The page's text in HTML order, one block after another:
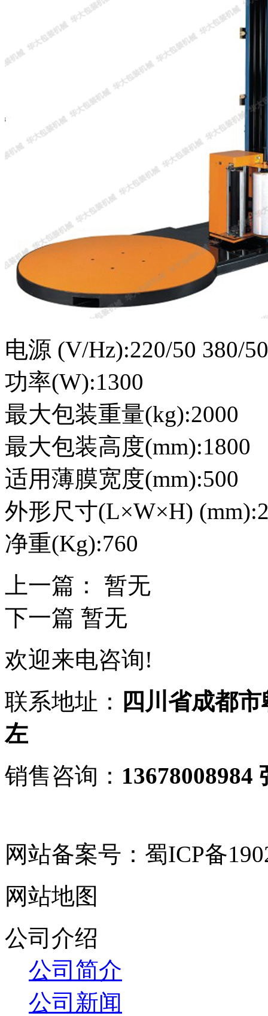
电源 (V/Hz):220/50 380/50
功率(W):1300
最大包装重量(kg):2000
最大包装高度(mm):1800
适用薄膜宽度(mm):500
外形尺寸(L×W×H)
净重(Kg):760
上一篇： 暂无
下一篇 暂无
欢迎来电咨询!
联系地址：
四川省成都
左
销售咨询： 13678008984
网站备案号：蜀ICP备
网站地图
公司介绍
公司简介
公司新闻